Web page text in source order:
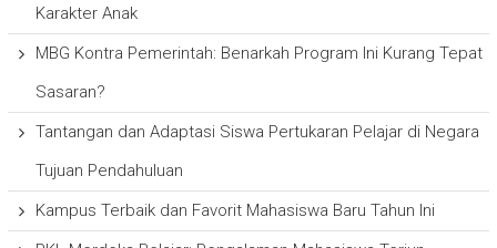
Karakter Anak
MBG Kontra Pemerintah: Benarkah Program Ini Kurang Tepat
Sasaran?
Tantangan dan Adaptasi Siswa Pertukaran Pelajar di Negara
Tujuan Pendahuluan
Kampus Terbaik dan Favorit Mahasiswa Baru Tahun Ini